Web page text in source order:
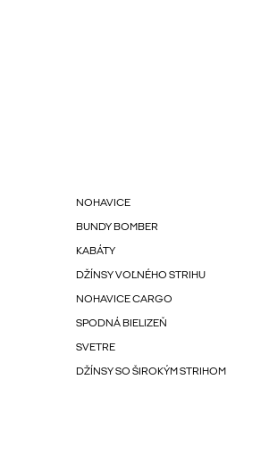
NOHAVICE
BUNDY BOMBER
KABÁTY
DŽÍNSY VOĽNÉHO STRIHU
NOHAVICE CARGO
SPODNÁ BIELIZEŇ
SVETRE
DŽÍNSY SO ŠIROKÝM STRIHOM